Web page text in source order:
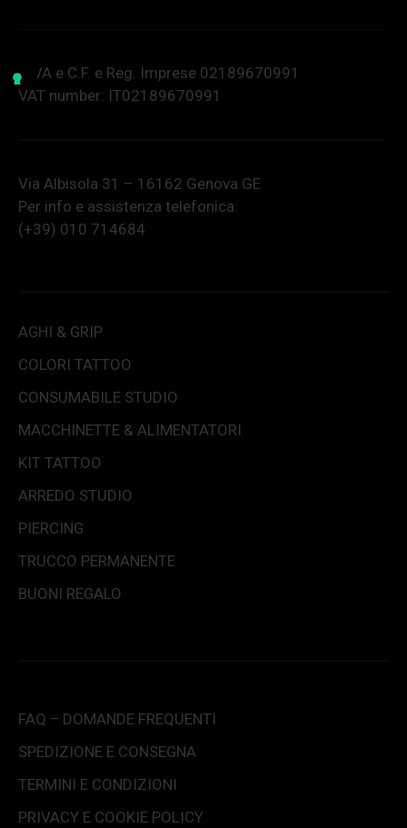
P.IVA e C.F. e Reg. Imprese 02189670991
VAT number: IT02189670991
Via Albisola 31 – 16162 Genova GE
Per info e assistenza telefonica:
(+39) 010 714684
AGHI & GRIP
COLORI TATTOO
CONSUMABILE STUDIO
MACCHINETTE & ALIMENTATORI
KIT TATTOO
ARREDO STUDIO
PIERCING
TRUCCO PERMANENTE
BUONI REGALO
FAQ – DOMANDE FREQUENTI
SPEDIZIONE E CONSEGNA
TERMINI E CONDIZIONI
PRIVACY E COOKIE POLICY